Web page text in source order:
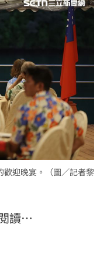
歡迎晚宴。（圖／記者黎
讀…